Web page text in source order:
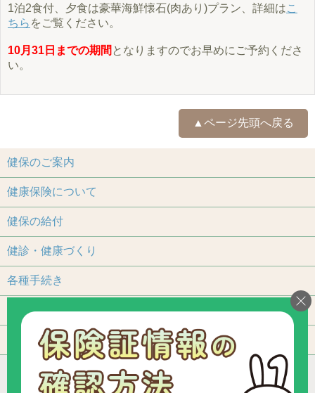
1泊2食付、夕食は豪華海鮮懐石(肉あり)プラン、詳細はこ
ちら をご覧ください。
10月31日までの期間 となりますのでお早めにご予約くださ
い。
▲ページ先頭へ戻る
健保のご案内
健康保険について
健保の給付
健診・健康づくり
各種手続き
保養施設
よくあるご質問
アクセス
個人情報保護について
加入事業所一覧
リンク 組合カレンダー